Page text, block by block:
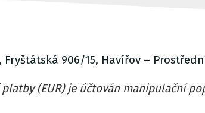
906/15, Havířov –
platby (EUR) je účtován manipulační